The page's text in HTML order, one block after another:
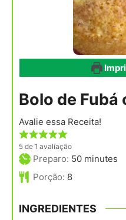
Bolo de Fubá
Avalie essa Receita!
5 de 1 avaliação
Preparo: 50minutes
minutes
Porção: 8
INGREDIENTES